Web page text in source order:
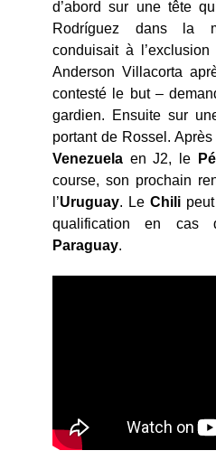
d’abord sur une tête
Rodríguez dans la
conduisait à
Anderson Villacorta
contesté le but –
gardien. Ensuite sur
portant de Rossel.
Venezuela en J2, le
course, son prochain
l’Uruguay. Le Chilipeut
qualification en cas
Paraguay.